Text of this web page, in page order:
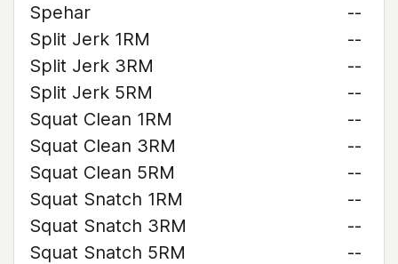
Spehar
--
Split Jerk 1RM
--
Split Jerk 3RM
--
Split Jerk 5RM
--
Squat Clean 1RM
--
Squat Clean 3RM
--
Squat Clean 5RM
--
Squat Snatch 1RM
--
Squat Snatch 3RM
--
Squat Snatch 5RM
--